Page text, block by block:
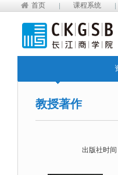
首页 课程系统
教授著作
出版社时间